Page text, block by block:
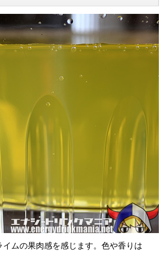
ムの果肉感を感じます。色や香りは